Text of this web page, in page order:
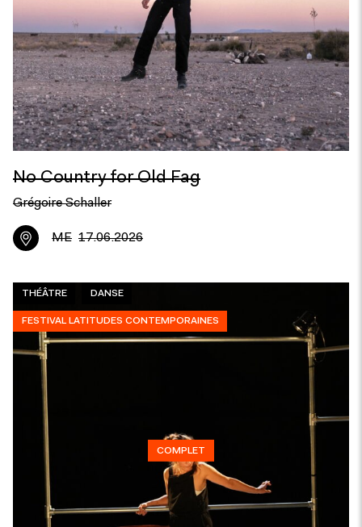
No Country for Old Fag
Grégoire Schaller
ME 17.06.2026
COMPLET
THÉÂTRE DANSE
FESTIVAL LATITUDES CONTEMPORAINES